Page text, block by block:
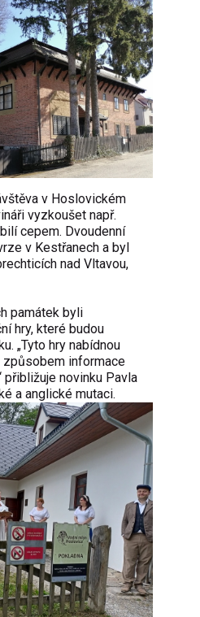
v Hoslovickém
vyzkoušet např.
cepem. Dvoudenní
v Kestřanech a byl
nad Vltavou,
památek byli
hry, které budou
„Tyto hry nabídnou
způsobem informace
přibližuje novinku Pavla
a anglické mutaci.